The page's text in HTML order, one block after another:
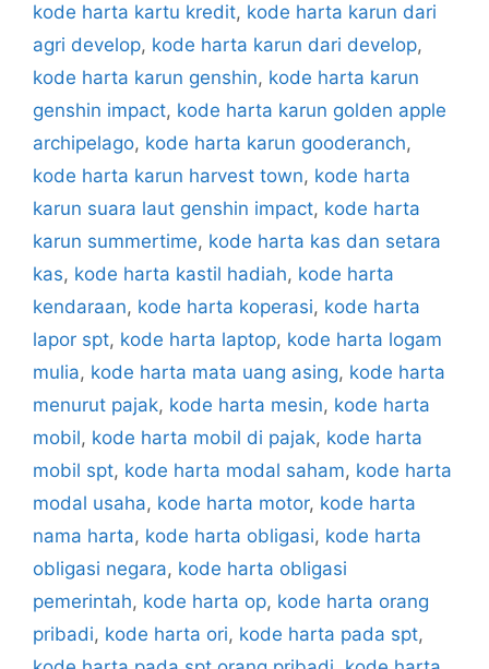
kode harta kartu kredit, kode harta karun dari
agri develop, kode harta karun dari develop,
kode harta karun genshin, kode harta karun
genshin impact, kode harta karun golden apple
archipelago, kode harta karun gooderanch,
kode harta karun harvest town, kode harta
karun suara laut genshin impact, kode harta
karun summertime, kode harta kas dan setara
kas, kode harta kastil hadiah, kode harta
kendaraan, kode harta koperasi, kode harta
lapor spt, kode harta laptop, kode harta logam
mulia, kode harta mata uang asing, kode harta
menurut pajak, kode harta mesin, kode harta
mobil, kode harta mobil di pajak, kode harta
mobil spt, kode harta modal saham, kode harta
modal usaha, kode harta motor, kode harta
nama harta, kode harta obligasi, kode harta
obligasi negara, kode harta obligasi
pemerintah, kode harta op, kode harta orang
pribadi, kode harta ori, kode harta pada spt,